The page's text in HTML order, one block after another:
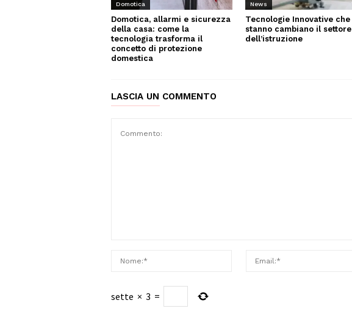
Domotica
Domotica, allarmi e sicurezza
della casa: come la
tecnologia trasforma il
concetto di protezione
domestica
News
Tecnologie Innovative che
stanno cambiano il settore
dell’istruzione
LASCIA UN COMMENTO
sette × 3 =